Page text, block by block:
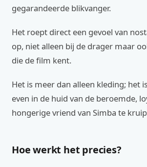
gegarandeerde blikvanger.
Het roept direct een gevoel van
op, niet alleen bij de drager maar
die de film kent.
Het is meer dan alleen kleding; het
even in de huid van de beroemde,
hongerige vriend van Simba te
Hoe werkt het precies?